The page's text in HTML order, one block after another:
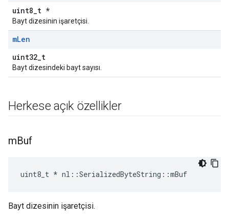
uint8_t *
Bayt dizesinin işaretçisi.
mLen
uint32_t
Bayt dizesindeki bayt sayısı.
Herkese açık özellikler
mBuf
uint8_t * nl::SerializedByteString::mBuf
Bayt dizesinin işaretçisi.